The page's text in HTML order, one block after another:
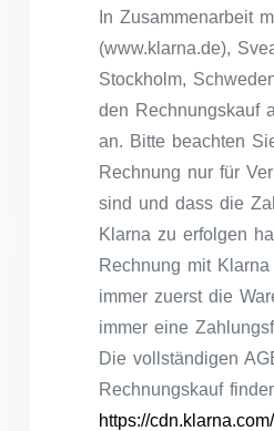
In Zusammenarbeit
(www.klarna.de),
Stockholm,
den Rechnungskauf
an. Bitte beachten
Rechnung nur für
sind und dass die
Klarna zu erfolgen
Rechnung mit
immer zuerst die
immer eine
Die vollständigen
Rechnungskauf
https://